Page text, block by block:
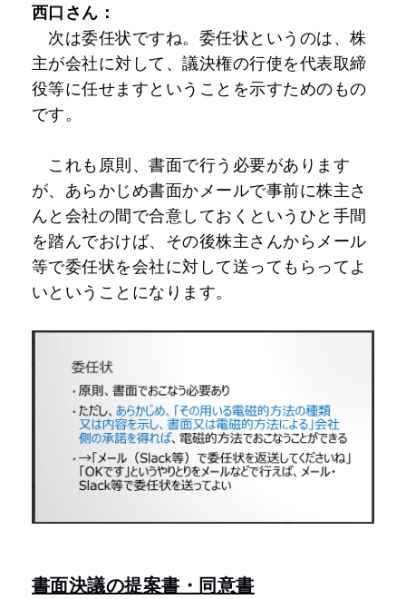
西口さん：
次は委任状ですね。委任状というのは、株
主が会社に対して、議決権の行使を代表取締
役等に任せますということを示すためのもの
です。
これも原則、書面で行う必要があります
が、あらかじめ書面かメールで事前に株主さ
んと会社の間で合意しておくというひと手間
を踏んでおけば、その後株主さんからメール
等で委任状を会社に対して送ってもらってよ
いということになります。
書面決議の提案書・同意書